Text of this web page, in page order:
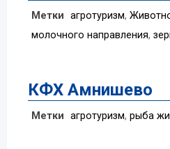
Метки агротуризм,
молочного направления,
КФХ Амнишево
Метки агротуризм, рыба